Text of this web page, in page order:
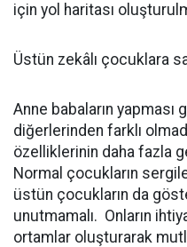
için yol haritası
Üstün zekâlı çocuklara
Anne babaların yapması
diğerlerinden farklı
özelliklerinin daha fazla
Normal çocukların
üstün çocukların da
unutmamalı. Onların
ortamlar oluşturarak